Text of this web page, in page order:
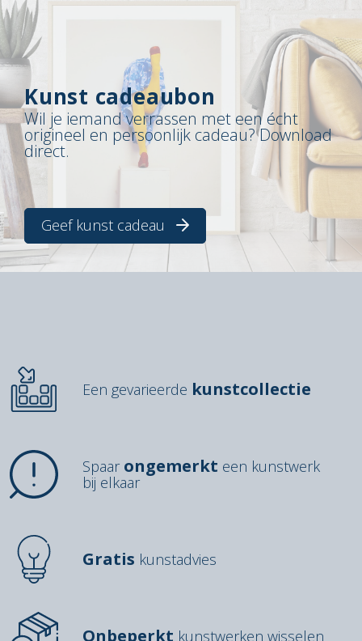
Kunst cadeaubon
Wil je iemand verrassen met een écht
origineel en persoonlijk cadeau? Download
direct.
Geef kunst cadeau
Een gevarieerde kunstcollectie
Spaar ongemerkt een kunstwerk
bij elkaar
Gratis kunstadvies
Onbeperkt kunstwerken wisselen